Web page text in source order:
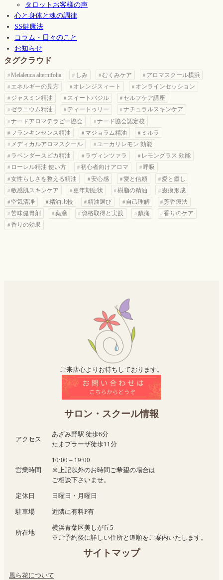
タロットお客様の声
心と身体と魂の調律
SS健康法
コラム・日々のこと
お知らせ
タグクラウド
Melaleuca alternifolia しみ むくみケア
アロマスクール横浜
エネルギーの見方
オレンジスィート
オンラインセッション
ジャスミン精油
スイートバジル
セルフケア講座
ゼラニウム精油
ティートゥリー
ナチュラルスキンケア
ナードアロマテラピー協会
ナード協会認定校
フランキンセンス精油
マジョラム精油
ミルラ
メディカルアロマスクール
ユーカリレモン 効能
ラベンダースピカ精油
ラヴィンツァラ
レモングラス 効能
ローレル精油 使い方
初心者向けアロマ
呼吸
女性らしさを整える精油
安心感 愛と信頼
愛と癒し
敏感肌スキンケア
更年期症状 樹脂の精油
瘢痕形成
空気清浄
精油比較 精油選び 自己理解
芳香療法
苦味健胃剤
薬膳 資格取得と実践 鎮痛
香りのケア
香りの効果
ご来店心よりお待ちしております。
サロン・スクール情報
アクセス
あざみ野駅 徒歩6分
たまプラーザ徒歩11分
営業時間
10:00 – 19:00
※上記以外のお時間ご希望の場合は
ご相談下さいませ。
定休日 日曜日・月曜日
駐車場 近隣に有料P有
所在地
横浜青葉区美しが丘5
※ご予約後に詳しい住所と道順をご案内いたします。
サイトマップ
風ら花について